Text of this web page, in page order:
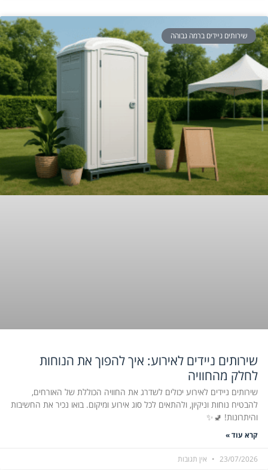
שירותים ניידים ברמה גבוהה
שירותים ניידים לאירוע: איך להפוך את הנוחות
לחלק מהחוויה
שירותים ניידים לאירוע יכולים לשדרג את החוויה הכוללת של האורחים,
להבטיח נוחות וניקיון, ולהתאים לכל סוג אירוע ומיקום. בואו נכיר את החשיבות
והיתרונות! 🚽✨
קרא עוד »
23/07/2026 אין תגובות